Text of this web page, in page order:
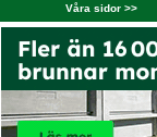
Våra sidor >>